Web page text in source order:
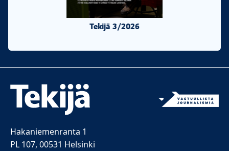
Tekijä 3/2026
Hakaniemenranta 1
PL 107, 00531 Helsinki